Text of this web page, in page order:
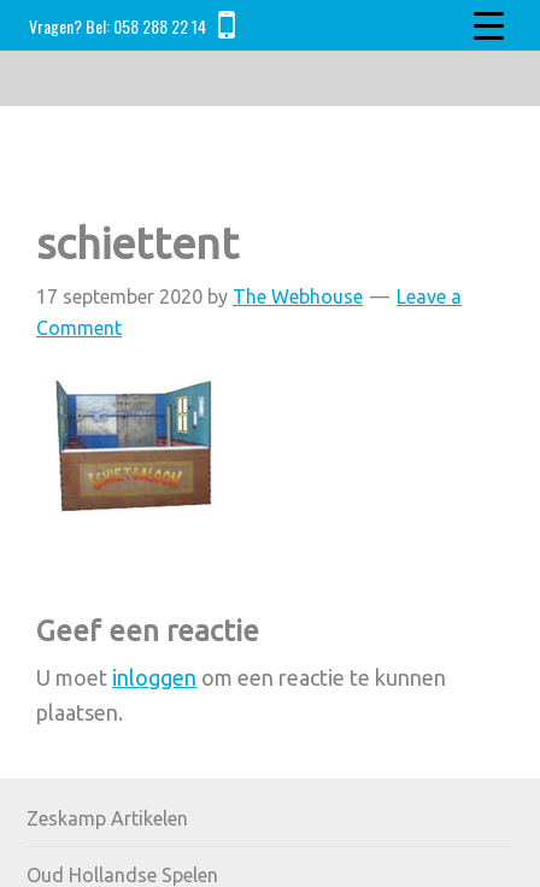
Skip
to
Skip
to
Skip
to
Vragen? Bel:058 288 22 14
schiettent
17 september 2020 by The Webhouse
Leave a
Comment
Reader
Interactions
Geef een reactie
U moet inloggen om een reactie te kunnen
plaatsen.
Primary
Sidebar
Zeskamp Artikelen
Oud Hollandse Spelen